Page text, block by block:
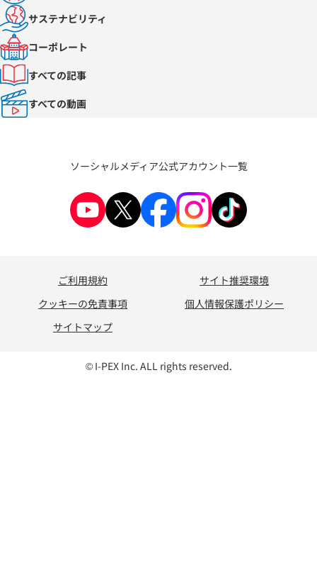
サステナビリティ
コーポレート
すべての記事
すべての動画
ソーシャルメディア公式アカウント一覧
ご利用規約
サイト推奨環境
クッキーの免責事項
個人情報保護ポリシー
サイトマップ
© I-PEX Inc. ALL rights reserved.